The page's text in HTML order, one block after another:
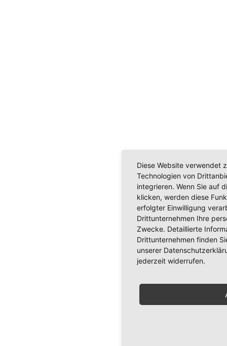
Diese Website verwendet
Technologien von
integrieren. Wenn Sie auf
klicken, werden diese
erfolgter Einwilligung
Drittunternehmen Ihre
Zwecke. Detaillierte
Drittunternehmen finden
unserer
jederzeit widerrufen.